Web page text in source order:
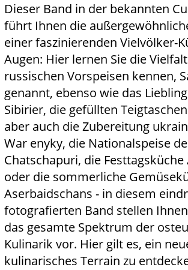
Dieser Band in der bekannten
führt Ihnen die
einer faszinierenden Vielvölker-
Augen: Hier lernen Sie die
russischen Vorspeisen kennen,
genannt, ebenso wie das
Sibirier, die gefüllten
aber auch die Zubereitung
War enyky, die Nationalspeise
Chatschapuri, die
oder die sommerliche
Aserbaidschans - in diesem
fotografierten Band stellen
das gesamte Spektrum der
Kulinarik vor. Hier gilt es, ein
kulinarisches Terrain zu